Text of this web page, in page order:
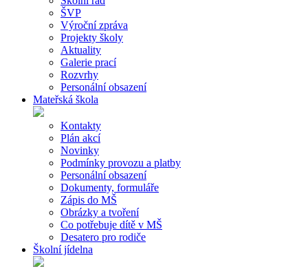
ŠVP
Výroční zpráva
Projekty školy
Aktuality
Galerie prací
Rozvrhy
Personální obsazení
Mateřská škola
Kontakty
Plán akcí
Novinky
Podmínky provozu a platby
Personální obsazení
Dokumenty, formuláře
Zápis do MŠ
Obrázky a tvoření
Co potřebuje dítě v MŠ
Desatero pro rodiče
Školní jídelna